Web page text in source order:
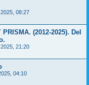
08:27
(2012-2025). Del
21:20
04:10